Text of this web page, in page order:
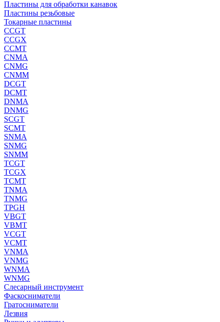
Пластины для обработки канавок
Пластины резьбовые
Токарные пластины
CCGT
CCGX
CCMT
CNMA
CNMG
CNMM
DCGT
DCMT
DNMA
DNMG
SCGT
SCMT
SNMA
SNMG
SNMM
TCGT
TCGX
TCMT
TNMA
TNMG
TPGH
VBGT
VBMT
VCGT
VCMT
VNMA
VNMG
WNMA
WNMG
Слесарный инструмент
Фаскосниматели
Гратосниматели
Лезвия